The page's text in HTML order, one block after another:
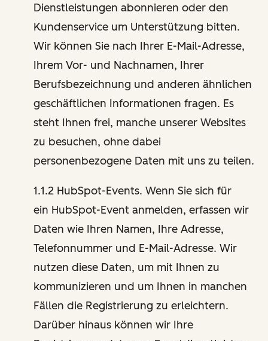
Dienstleistungen abonnieren oder den
Kundenservice um Unterstützung bitten.
Wir können Sie nach Ihrer E-Mail-Adresse,
Ihrem Vor- und Nachnamen, Ihrer
Berufsbezeichnung und anderen ähnlichen
geschäftlichen Informationen fragen. Es
steht Ihnen frei, manche unserer Websites
zu besuchen, ohne dabei
personenbezogene Daten mit uns zu teilen.
1.1.2 HubSpot-Events. Wenn Sie sich für
ein HubSpot-Event anmelden, erfassen wir
Daten wie Ihren Namen, Ihre Adresse,
Telefonnummer und E-Mail-Adresse. Wir
nutzen diese Daten, um mit Ihnen zu
kommunizieren und um Ihnen in manchen
Fällen die Registrierung zu erleichtern.
Darüber hinaus können wir Ihre